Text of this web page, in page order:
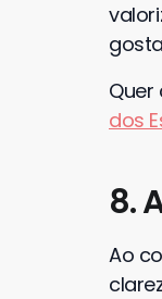
dos
8.
Ao